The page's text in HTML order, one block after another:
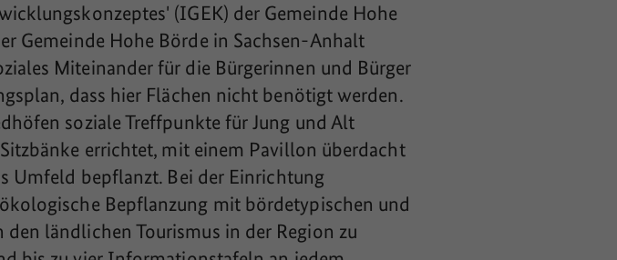
(IGEK) der Gemeinde Hohe
Gemeinde Hohe Börde in Sachsen-Anhalt
Miteinander für die Bürgerinnen und Bürger
dass hier Flächen nicht benötigt werden.
soziale Treffpunkte für Jung und Alt
errichtet, mit einem Pavillon überdacht
Umfeld bepflanzt. Bei der Einrichtung
Bepflanzung mit bördetypischen und
ländlichen Tourismus in der Region zu